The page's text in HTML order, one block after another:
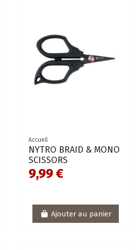
Accueil
NYTRO BRAID & MONO
SCISSORS
9,99 €
Ajouter au panier